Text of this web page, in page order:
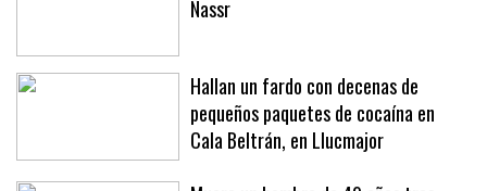
Nassr
Hallan un fardo con decenas de
pequeños paquetes de cocaína en
Cala Beltrán, en Llucmajor